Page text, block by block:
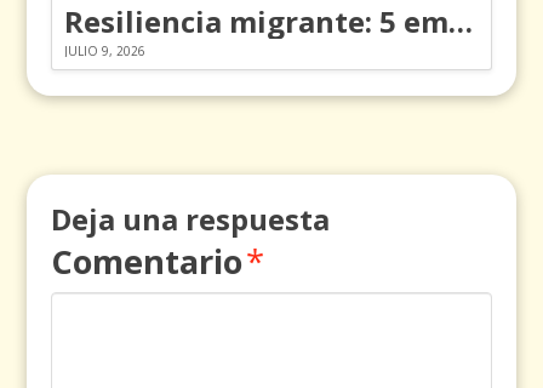
Resiliencia migrante: 5 emociones y cómo gestionarlas
JULIO 9, 2026
Deja una respuesta
Comentario*